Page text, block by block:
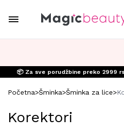
📦 Za sve porudžbine preko 2999
Početna>Šminka>Šminka za lice>
Korektori